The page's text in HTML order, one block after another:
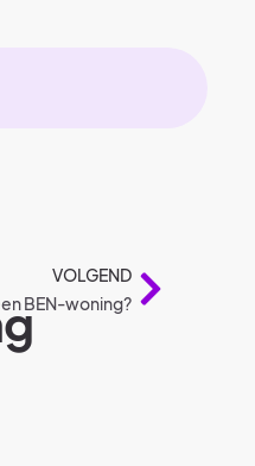
VOLGEND
BEN-woning?